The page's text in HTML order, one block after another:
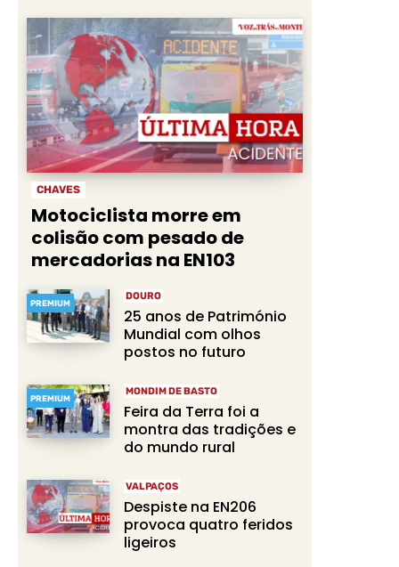
CHAVES
Motociclista morre em
colisão com pesado de
mercadorias na EN103
PREMIUM
DOURO
25 anos de Património
Mundial com olhos
postos no futuro
PREMIUM
MONDIM DE BASTO
Feira da Terra foi a
montra das tradições e
do mundo rural
VALPAÇOS
Despiste na EN206
provoca quatro feridos
ligeiros